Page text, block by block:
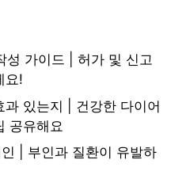
성 가이드 | 허가 및 신고
요!
있는지 | 건강한 다이어
공유해요
| 부인과 질환이 유발하